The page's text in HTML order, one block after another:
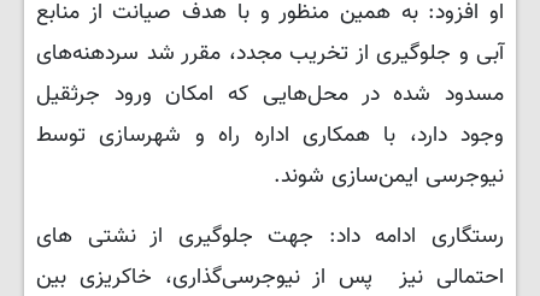
او افزود: به همین منظور و با هدف صیانت از منابع
آبی و جلوگیری از تخریب مجدد، مقرر شد سردهنه‌های
مسدود شده در محل‌هایی که امکان ورود جرثقیل
وجود دارد، با همکاری اداره راه و شهرسازی توسط
نیوجرسی ایمن‌سازی شوند.
رستگاری ادامه داد: جهت جلوگیری از نشتی های
احتمالی نیز پس از نیوجرسی‌گذاری، خاکریزی بین